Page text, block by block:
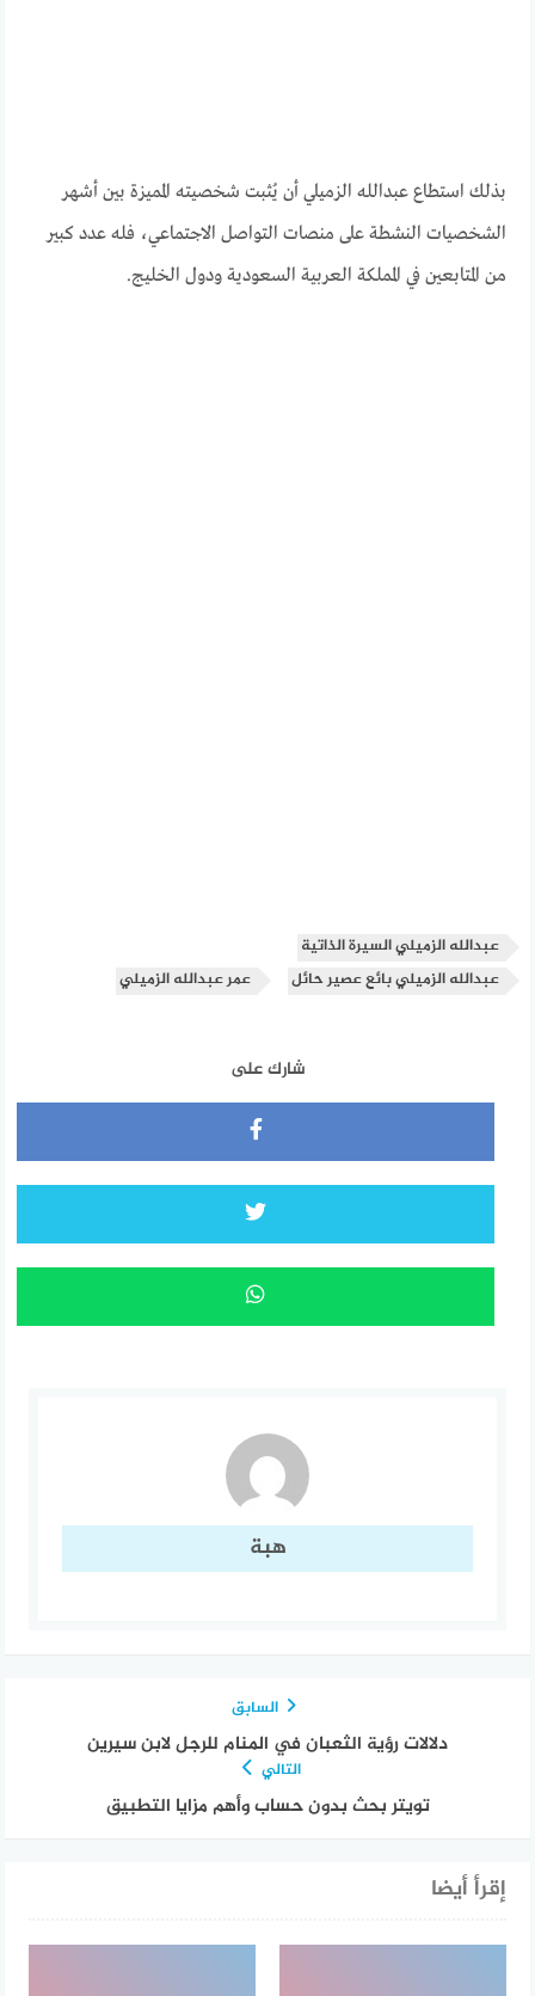
بذلك استطاع عبدالله الزميلي أن يُثبت شخصيته المميزة بين أشهر
الشخصيات النشطة على منصات التواصل الاجتماعي، فله عدد كبير
من المتابعين في المملكة العربية السعودية ودول الخليج.
عبدالله الزميلي السيرة الذاتية
عبدالله الزميلي بائع عصير حائل
عمر عبدالله الزميلي
شارك على
هبة
السابق
دلالات رؤية الثعبان في المنام للرجل لابن سيرين
التالي
تويتر بحث بدون حساب وأهم مزايا التطبيق
إقرأ أيضا